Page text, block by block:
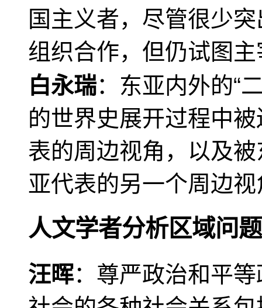
国主义者，尽管很少
组织合作，但仍试图
白永瑞：东亚内外的“
的世界史展开过程中
表的周边视角，以及
亚代表的另一个周边视
人文学者分析区域问题
汪晖：尊严政治和平